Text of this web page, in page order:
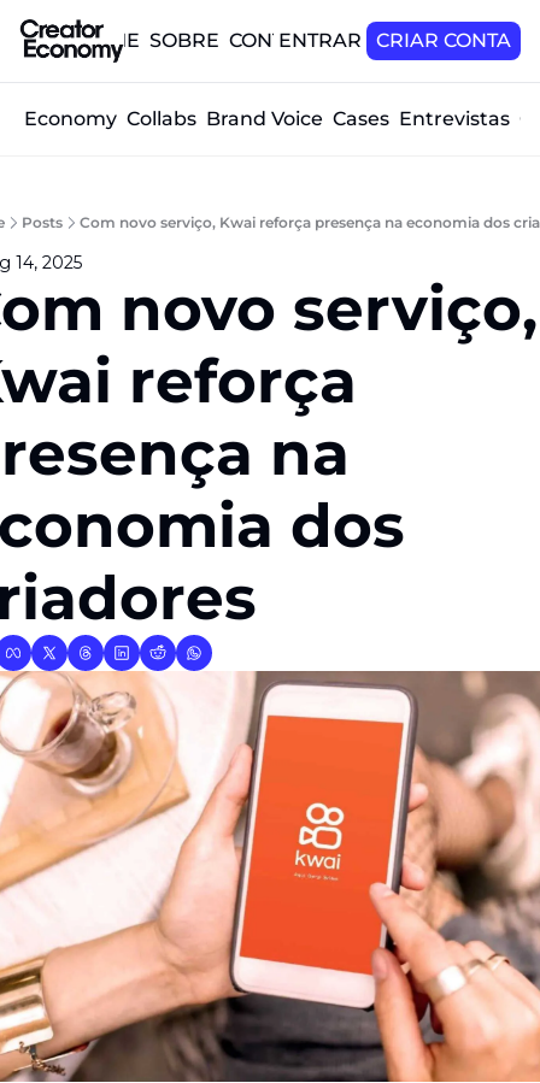
HOME SOBRE CONTATOENTRAR CRIAR CONTA
Economy Collabs Brand Voice Cases Entrevistas
Posts Com novo serviço, Kwai reforça presença na economia dos
14, 2025
novo serviço,
reforça
na
dos